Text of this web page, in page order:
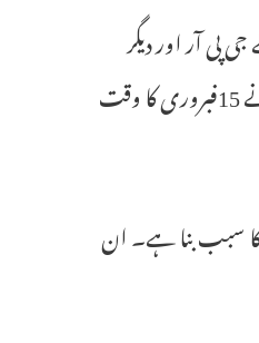
پی آر اور دیگر
ماڈرن تکنیک کے ذریعہ اے ایس ائی سروے پر مشتمل تھی۔ اس کیس پر اگلی سنوائی کے لئے عدالت نے 15فبروری کا وقت
کا سبب بنا ہے۔ ان